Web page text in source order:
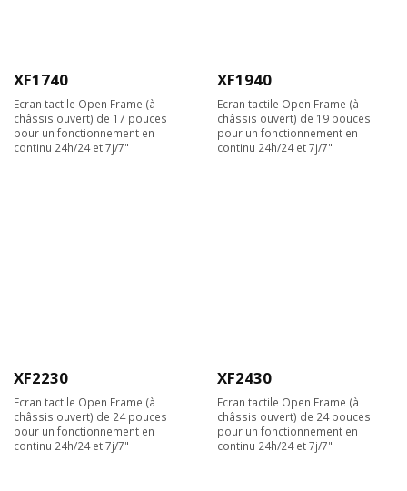
XF1740
Ecran tactile Open Frame (à
châssis ouvert) de 17 pouces
pour un fonctionnement en
continu 24h/24 et 7j/7"
XF1940
Ecran tactile Open Frame (à
châssis ouvert) de 19 pouces
pour un fonctionnement en
continu 24h/24 et 7j/7"
XF2230
Ecran tactile Open Frame (à
châssis ouvert) de 24 pouces
pour un fonctionnement en
continu 24h/24 et 7j/7"
XF2430
Ecran tactile Open Frame (à
châssis ouvert) de 24 pouces
pour un fonctionnement en
continu 24h/24 et 7j/7"